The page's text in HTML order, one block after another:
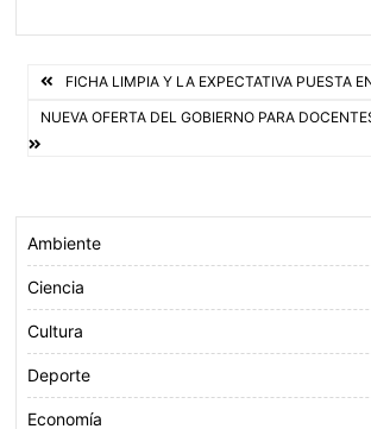
b
o
t
e
s
A
l
Navegación
de
FICHA LIMPIA Y LA EXPECTATIVA PUESTA
NUEVA OFERTA DEL GOBIERNO PARA
Ambiente
Ciencia
Cultura
Deporte
Economía